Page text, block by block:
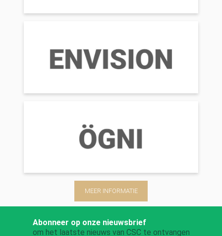
MEER INFORMATIE
Abonneer op onze nieuwsbrief
om het laatste nieuws van CSC te ontvangen